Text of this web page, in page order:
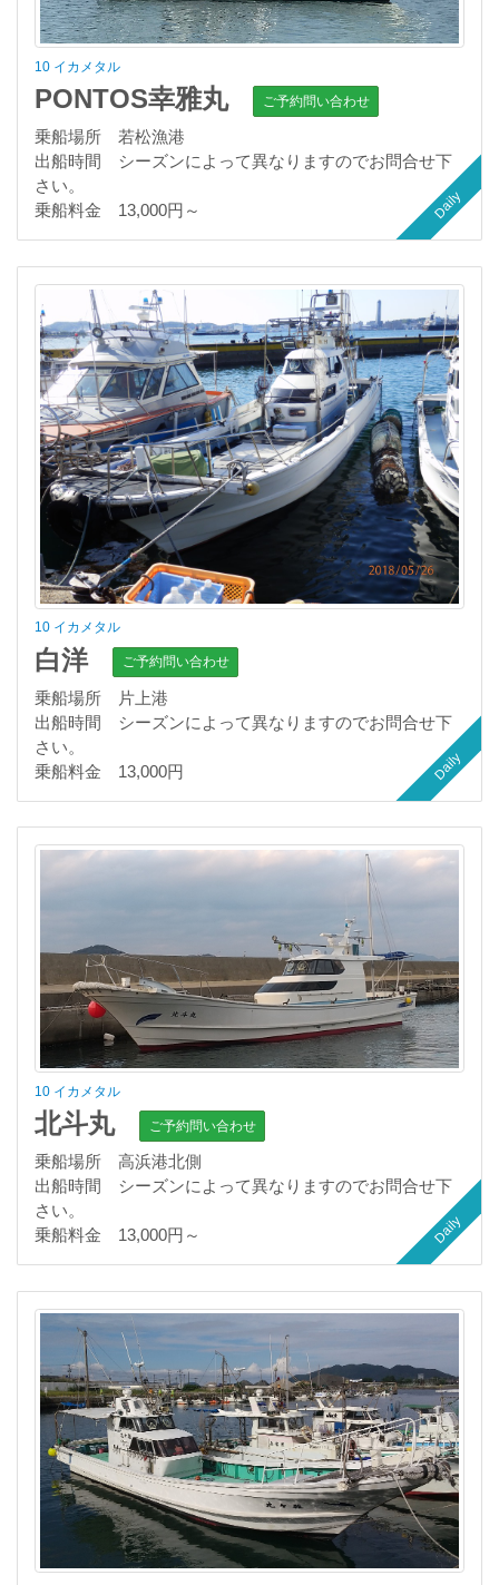
Daily
10 イカメタル
PONTOS幸雅丸 ご予約問い合わせ
乗船場所 若松漁港
出船時間 シーズンによって異なりますのでお問合せ下
さい。
乗船料金 13,000円～
Daily
10 イカメタル
白洋 ご予約問い合わせ
乗船場所 片上港
出船時間 シーズンによって異なりますのでお問合せ下
さい。
乗船料金 13,000円
Daily
10 イカメタル
北斗丸 ご予約問い合わせ
乗船場所 高浜港北側
出船時間 シーズンによって異なりますのでお問合せ下
さい。
乗船料金 13,000円～